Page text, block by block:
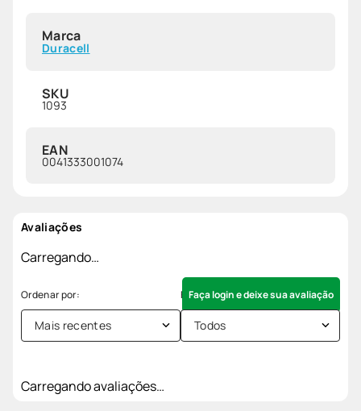
Marca
Duracell
SKU
1093
EAN
0041333001074
Avaliações
Carregando…
Faça login e deixe sua avaliação
Mais recentes Todos
Carregando avaliações…